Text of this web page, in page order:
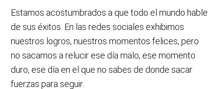
Estamos acostumbrados a que todo el mundo hable
de sus éxitos. En las redes sociales exhibimos
nuestros logros, nuestros momentos felices, pero
no sacamos a relucir ese día malo, ese momento
duro, ese día en el que no sabes de donde sacar
fuerzas para seguir.